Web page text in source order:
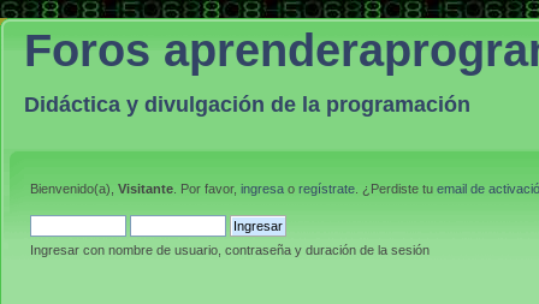
Foros
Didáctica y divulgación de la programación
Bienvenido(a), Visitante . Por favor, ingresa o regístrate . ¿Perdiste tu email de
Ingresar con nombre de usuario, contraseña y duración de la sesión